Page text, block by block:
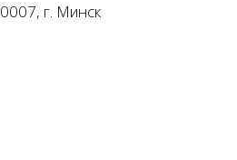
г. Минск